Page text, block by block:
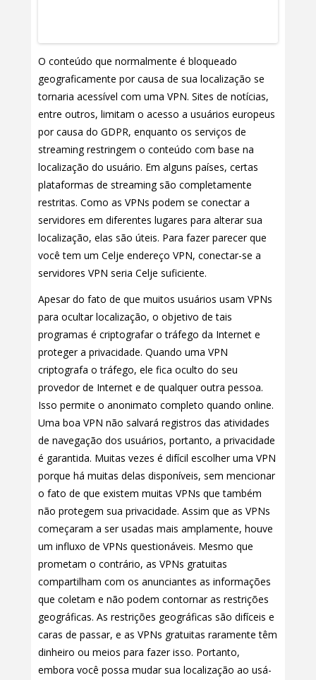
O conteúdo que normalmente é bloqueado
geograficamente por causa de sua localização se
tornaria acessível com uma VPN. Sites de notícias,
entre outros, limitam o acesso a usuários europeus
por causa do GDPR, enquanto os serviços de
streaming restringem o conteúdo com base na
localização do usuário. Em alguns países, certas
plataformas de streaming são completamente
restritas. Como as VPNs podem se conectar a
servidores em diferentes lugares para alterar sua
localização, elas são úteis. Para fazer parecer que
você tem um Celje endereço VPN, conectar-se a
servidores VPN seria Celje suficiente.
Apesar do fato de que muitos usuários usam VPNs
para ocultar localização, o objetivo de tais
programas é criptografar o tráfego da Internet e
proteger a privacidade. Quando uma VPN
criptografa o tráfego, ele fica oculto do seu
provedor de Internet e de qualquer outra pessoa.
Isso permite o anonimato completo quando online.
Uma boa VPN não salvará registros das atividades
de navegação dos usuários, portanto, a privacidade
é garantida. Muitas vezes é difícil escolher uma VPN
porque há muitas delas disponíveis, sem mencionar
o fato de que existem muitas VPNs que também
não protegem sua privacidade. Assim que as VPNs
começaram a ser usadas mais amplamente, houve
um influxo de VPNs questionáveis. Mesmo que
prometam o contrário, as VPNs gratuitas
compartilham com os anunciantes as informações
que coletam e não podem contornar as restrições
geográficas. As restrições geográficas são difíceis e
caras de passar, e as VPNs gratuitas raramente têm
dinheiro ou meios para fazer isso. Portanto,
embora você possa mudar sua localização ao usá-